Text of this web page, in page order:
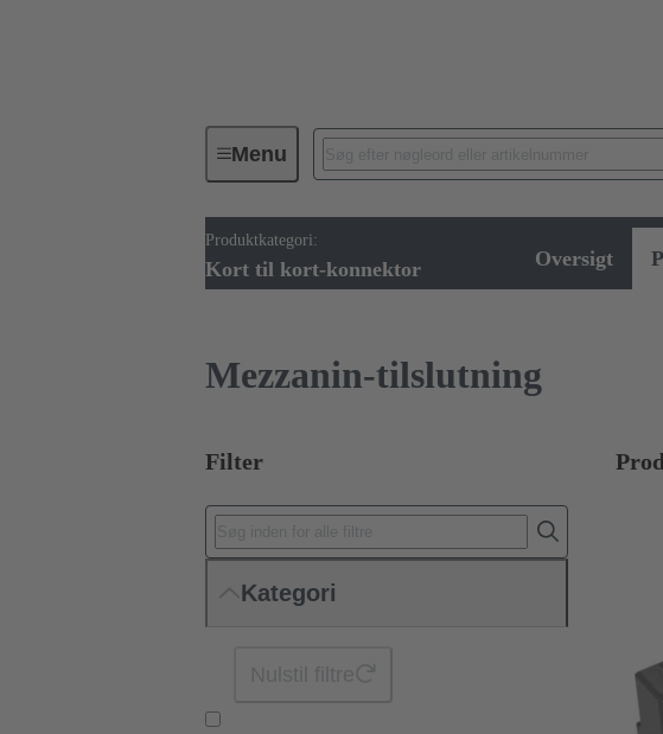
Menu
Produktkategori:
Kort til kort-konnektor Oversigt
Enhedstilslutning
Mezzanin-tilslutning
Filter
Kategori